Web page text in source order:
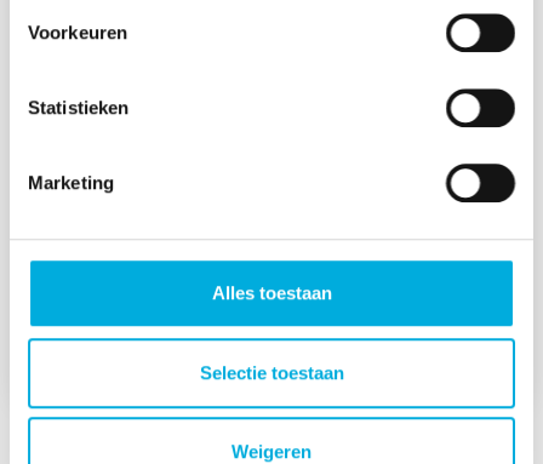
Voorkeuren
Statistieken
Marketing
Alles toestaan
Selectie toestaan
Weigeren
De zuivering wordt gerenoveerd, waarbij, samen
werktuigbouw), de hydraulische capaciteit van